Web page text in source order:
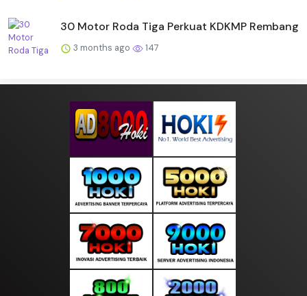
30 Motor Roda Tiga Perkuat KDKMP Rembang
3 months ago 147